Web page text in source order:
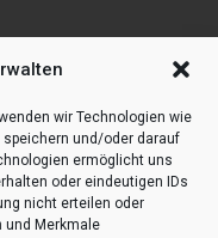
wir Technologien wie
speichern und/oder darauf
ermöglicht uns
oder eindeutigen IDs
nicht erteilen oder
und Merkmale